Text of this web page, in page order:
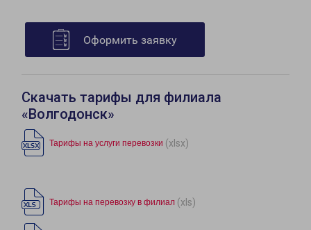
Оформить заявку
Скачать тарифы для филиала
«Волгодонск»
Тарифы на услуги перевозки (xlsx)
Тарифы на перевозку в филиал (xls)